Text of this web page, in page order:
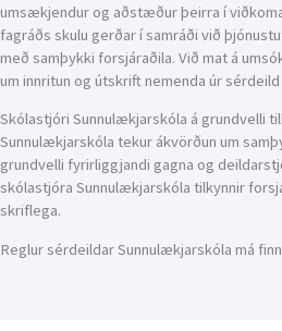
umsækjendur og aðstæður þeirra í
fagráðs skulu gerðar í samráði við
með samþykki forsjáraðila. Við mat á
um innritun og útskrift nemenda úr
Skólastjóri Sunnulækjarskóla á grundvelli
Sunnulækjarskóla tekur ákvörðun um
grundvelli fyrirliggjandi gagna og
skólastjóra Sunnulækjarskóla tilkynnir
skriflega.
Reglur sérdeildar Sunnulækjarskóla má